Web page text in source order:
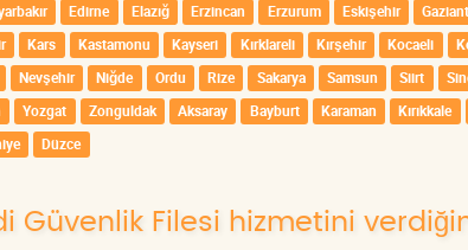
Edirne Elazığ Erzincan Erzurum Eskişehir
Kars Kastamonu Kayseri Kırklareli Kırşehir Kocaeli
Nevşehir Niğde Ordu Rize Sakarya Samsun Siirt
Yozgat Zonguldak Aksaray Bayburt Karaman Kırıkkale
Düzce
Güvenlik Filesi hizmetini